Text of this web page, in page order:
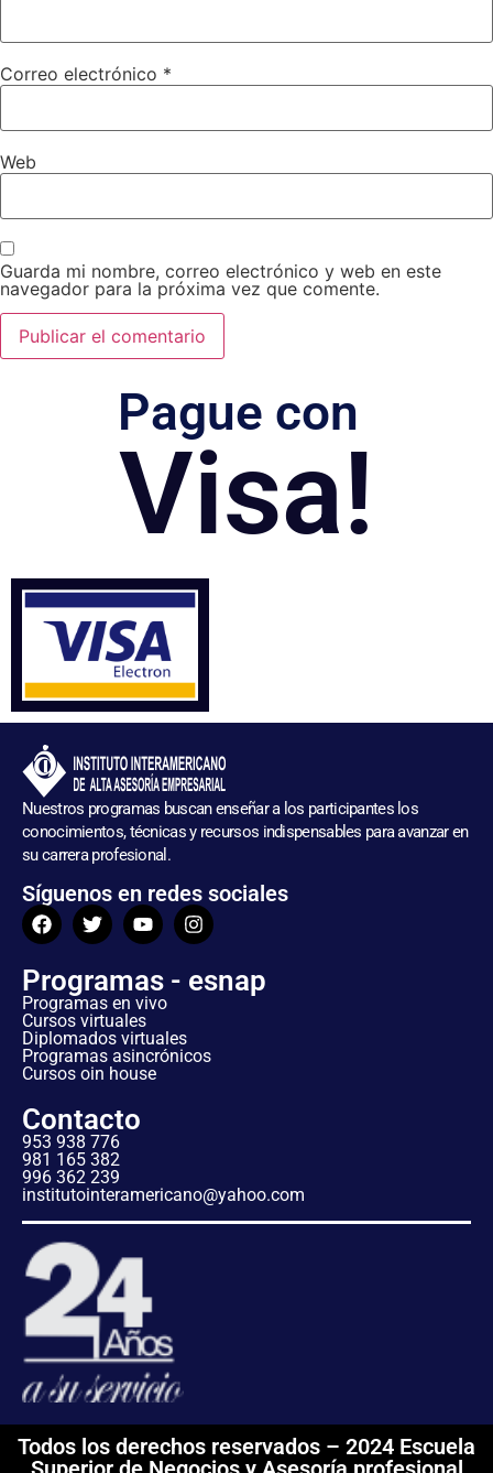
Correo electrónico *
Web
Guarda mi nombre, correo electrónico y web en este
navegador para la próxima vez que comente.
Pague con
Visa!
Nuestros programas buscan enseñar a los participantes los
conocimientos, técnicas y recursos indispensables para avanzar en
su carrera profesional.
Síguenos en redes sociales
Programas - esnap
Programas en vivo
Cursos virtuales
Diplomados virtuales
Programas asincrónicos
Cursos oin house
Contacto
953 938 776
981 165 382
996 362 239
institutointeramericano@yahoo.com
Todos los derechos reservados – 2024 Escuela